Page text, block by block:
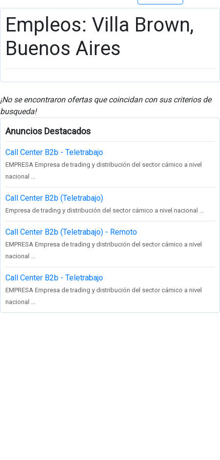
Empleos: Villa Brown,
Buenos Aires
¡No se encontraron ofertas que coincidan con sus criterios de
busqueda!
Anuncios Destacados
Call Center B2b - Teletrabajo
EMPRESA Empresa de trading y distribución del sector cárnico a nivel
nacional ...
Call Center B2b (Teletrabajo)
Empresa de trading y distribución del sector cárnico a nivel nacional ...
Call Center B2b (Teletrabajo) - Remoto
EMPRESA Empresa de trading y distribución del sector cárnico a nivel
nacional ...
Call Center B2b - Teletrabajo
EMPRESA Empresa de trading y distribución del sector cárnico a nivel
nacional ...